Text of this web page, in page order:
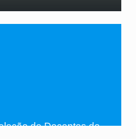
de Docentes do